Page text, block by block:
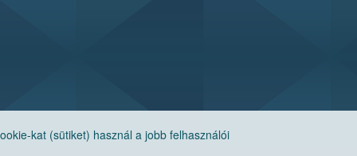
kat (sütiket) használ a jobb felhasználói